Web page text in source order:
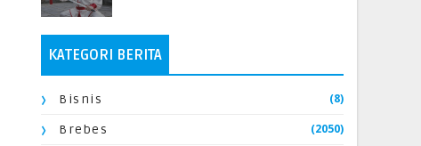
KATEGORI BERITA
Bisnis (8)
Brebes (2050)